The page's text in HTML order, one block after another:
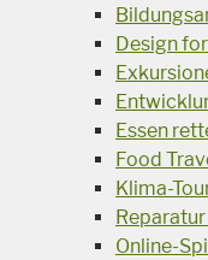
Design
Essen
Food
Klima-
Online-